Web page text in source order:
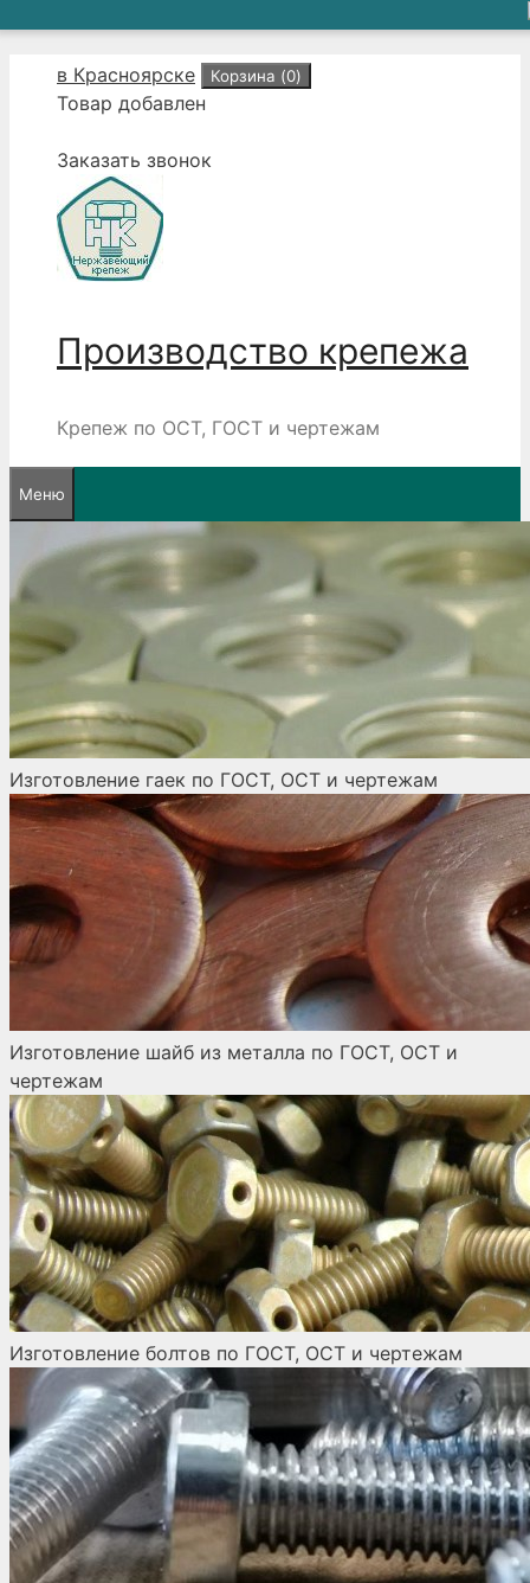
Перейтив Красноярске Корзина (0)
Товар добавлен
Заказать звонок
Производство крепежа
Крепеж по ОСТ, ГОСТ и чертежам
Меню
Изготовление гаек по ГОСТ, ОСТ и чертежам
Изготовление шайб из металла по ГОСТ, ОСТ и
чертежам
Изготовление болтов по ГОСТ, ОСТ и чертежам